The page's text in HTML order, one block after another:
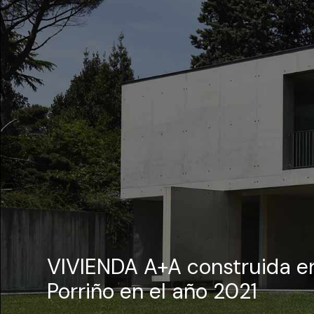
VIVIENDA A+A construida
Porriño en el año 2021